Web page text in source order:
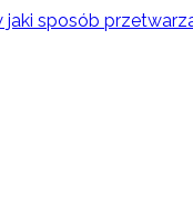
jaki sposób